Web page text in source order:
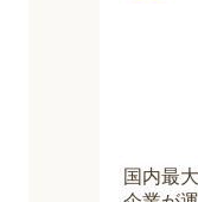
国内最